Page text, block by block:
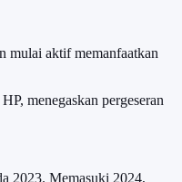
mulai aktif memanfaatkan
menegaskan pergeseran
2023. Memasuki 2024,